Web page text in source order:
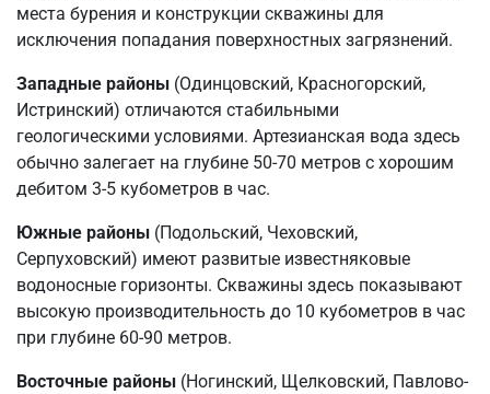
места бурения и конструкции скважины для
исключения попадания поверхностных загрязнений.
Западные районы (Одинцовский, Красногорский,
Истринский) отличаются стабильными
геологическими условиями. Артезианская вода здесь
обычно залегает на глубине 50-70 метров с хорошим
дебитом 3-5 кубометров в час.
Южные районы (Подольский, Чеховский,
Серпуховский) имеют развитые известняковые
водоносные горизонты. Скважины здесь показывают
высокую производительность до 10 кубометров в час
при глубине 60-90 метров.
Восточные районы (Ногинский, Щелковский, Павлово-